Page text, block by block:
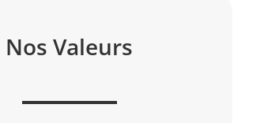
Nos Valeurs